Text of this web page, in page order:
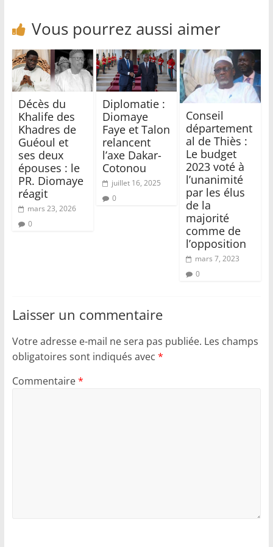
Vous pourrez aussi aimer
Décès du
Khalife des
Khadres de
Guéoul et
ses deux
épouses : le
PR. Diomaye
réagit
mars 23, 2026
0
Diplomatie :
Diomaye
Faye et Talon
relancent
l’axe Dakar-
Cotonou
juillet 16, 2025
0
Conseil
département
al de Thiès :
Le budget
2023 voté à
l’unanimité
par les élus
de la
majorité
comme de
l’opposition
mars 7, 2023
0
Laisser un commentaire
Votre adresse e-mail ne sera pas publiée. Les champs
obligatoires sont indiqués avec *
Commentaire*